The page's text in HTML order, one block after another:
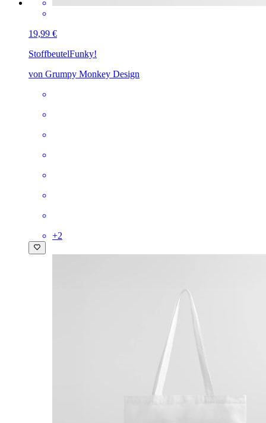
19,99 €
StoffbeutelFunky!
von Grumpy Monkey Design
+2